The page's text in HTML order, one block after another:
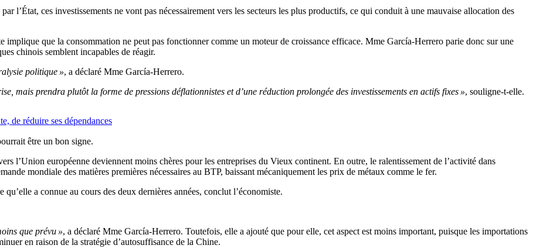
l’État, ces investissements ne vont pas nécessairement vers les secteurs les plus productifs, ce qui conduit à une mauvaise allocation des
implique que la consommation ne peut pas fonctionner comme un moteur de croissance efficace. Mme García-Herrero parie donc sur une
chinois semblent incapables de réagir.
politique », a déclaré Mme García-Herrero.
mais prendra plutôt la forme de pressions déflationnistes et d’une réduction prolongée des investissements en actifs fixes », souligne-t-elle.
de réduire ses dépendances
être un bon signe.
l’Union européenne deviennent moins chères pour les entreprises du Vieux continent. En outre, le ralentissement de l’activité dans
mondiale des matières premières nécessaires au BTP, baissant mécaniquement les prix de métaux comme le fer.
a connue au cours des deux dernières années, conclut l’économiste.
que prévu », a déclaré Mme García-Herrero. Toutefois, elle a ajouté que pour elle, cet aspect est moins important, puisque les importations
en raison de la stratégie d’autosuffisance de la Chine.